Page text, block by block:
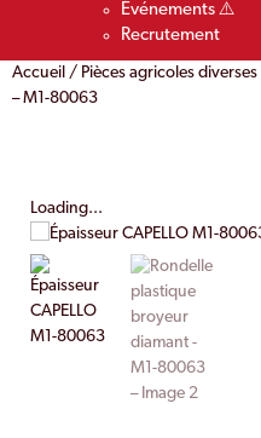
Événements ⚠️
Recrutement
Accueil / Pièces agricoles diverses
– M1-80063
Loading...